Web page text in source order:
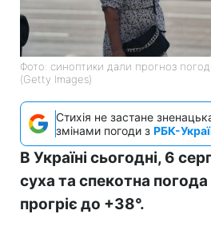
Фото: синоптики дали прогноз
(Getty Images)
Стихія не застане
змінами погоди з РБК-
В Україні сьогодні, 6
суха та спекотна
прогріє до +38°.